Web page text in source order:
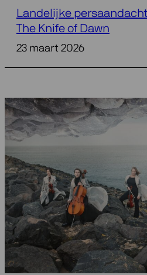
Landelijke
The Knife of Dawn
23 maart 2026